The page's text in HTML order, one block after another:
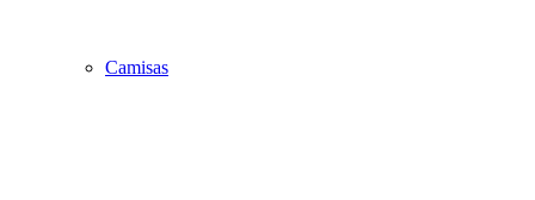
Camisas